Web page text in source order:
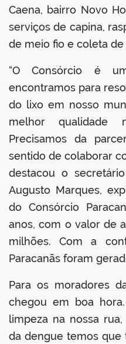
Caena, bairro Novo
serviços de capina,
de meio fio e coleta
“O Consórcio é
encontramos para
do lixo em nosso
melhor qualidade
Precisamos da
sentido de colaborar
destacou o
Augusto Marques,
do Consórcio
anos, com o valor de
milhões. Com a
Paracanãs foram
Para os moradores
chegou em boa
limpeza na nossa
da dengue temos que